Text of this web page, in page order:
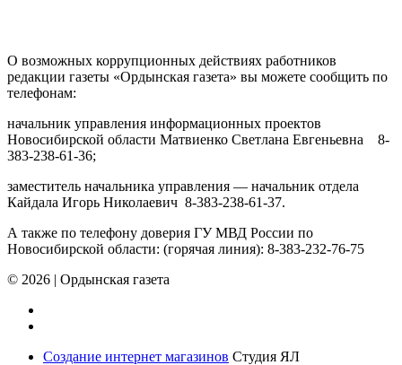
О возможных коррупционных действиях работников
редакции газеты «Ордынская газета» вы можете сообщить по
телефонам:
начальник управления информационных проектов
Новосибирской области Матвиенко Светлана Евгеньевна 8-
383-238-61-36;
заместитель начальника управления — начальник отдела
Кайдала Игорь Николаевич 8-383-238-61-37.
А также по телефону доверия ГУ МВД России по
Новосибирской области: (горячая линия): 8-383-232-76-75
© 2026 | Ордынская газета
Создание интернет магазинов Студия ЯЛ